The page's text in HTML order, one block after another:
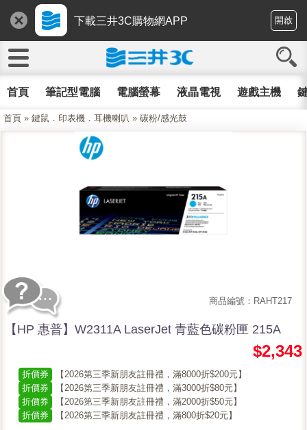
下載三井3C購物網APP 開啟
首頁 筆記型電腦 電腦螢幕 液晶電視 遊戲主機
首頁 » 鍵鼠．印表機．耳機喇叭 » 碳粉/感光鼓
商品編號：RAHT217
【HP 惠普】W2311A LaserJet 青藍色碳粉匣 215A
$2,343
折價券
【2026第三季新朋友註冊禮，滿8000折$200元】
折價券
【2026第三季新朋友註冊禮，滿3000折$80元】
折價券
【2026第三季新朋友註冊禮，滿2000折$50元】
折價券
【2026第三季新朋友註冊禮，滿800折$20元】